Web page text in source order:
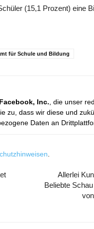
(15,1 Prozent) eine
für Schule und Bildung
Facebook, Inc. , die unser
zu, dass wir diese und
Daten an
Allerlei
Beliebte